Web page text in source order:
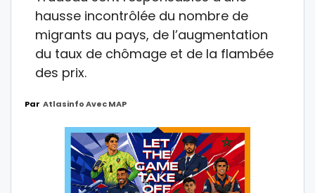
hausse incontrôlée du nombre de
migrants au pays, de l’augmentation
du taux de chômage et de la flambée
des prix.
Par Atlasinfo Avec MAP